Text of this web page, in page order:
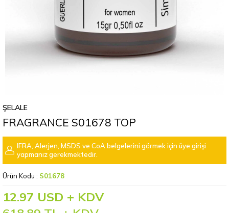
ŞELALE
FRAGRANCE S01678 TOP
IFRA, Alerjen, MSDS ve CoA belgelerini görmek için üye girişi
yapmanız gerekmektedir.
Ürün Kodu : S01678
12.97 USD + KDV